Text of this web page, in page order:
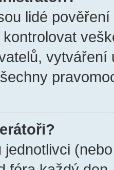
lidé
jednotlivci